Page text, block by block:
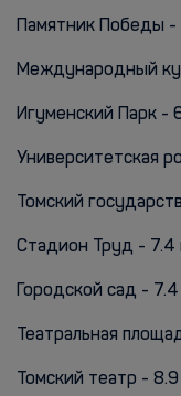
Памятник Победы -
Международный
Игуменский Парк -
Университетская
Томский
Стадион Труд - 7.4
Городской сад -
Театральная
Томский театр -